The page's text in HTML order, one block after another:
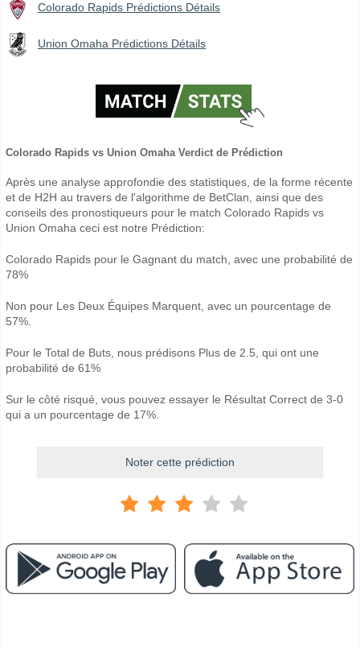
Colorado Rapids Prédictions Détails
Union Omaha Prédictions Détails
Colorado Rapids vs Union Omaha Verdict de Prédiction
Après une analyse approfondie des statistiques, de la forme récente
et de H2H au travers de l'algorithme de BetClan, ainsi que des
conseils des pronostiqueurs pour le match Colorado Rapids vs
Union Omaha ceci est notre Prédiction:
Colorado Rapids pour le Gagnant du match, avec une probabilité de
78%
Non pour Les Deux Équipes Marquent, avec un pourcentage de
57%.
Pour le Total de Buts, nous prédisons Plus de 2.5, qui ont une
probabilité de 61%
Sur le côté risqué, vous pouvez essayer le Résultat Correct de 3-0
qui a un pourcentage de 17%.
Noter cette prédiction